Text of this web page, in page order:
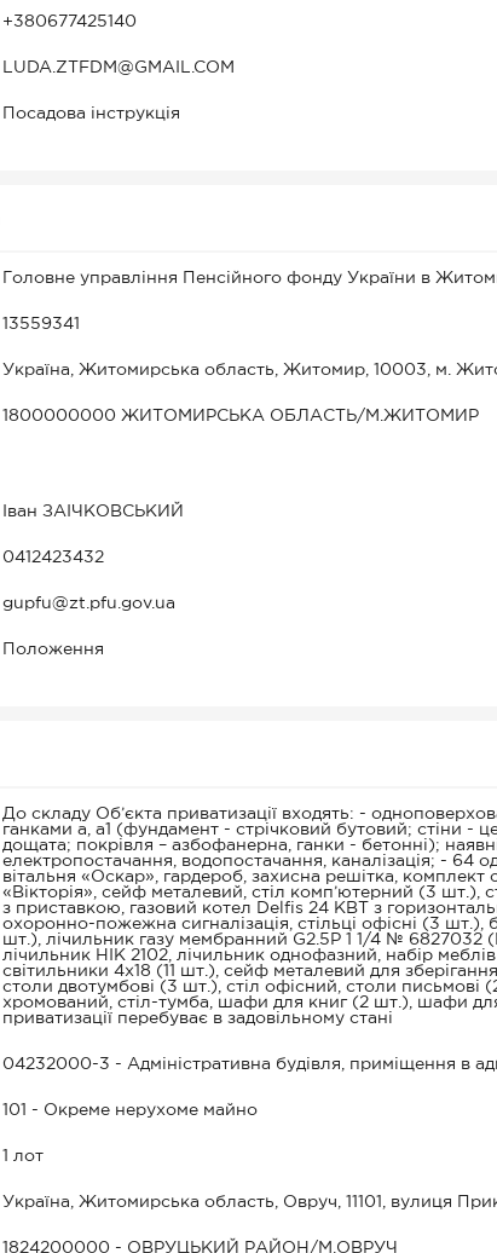
+380677425140
LUDA.ZTFDM@GMAIL.COM
Посадова інструкція
Головне управління Пенсійного фонду України в
13559341
Україна, Житомирська область, Житомир, 10003, м.
1800000000 ЖИТОМИРСЬКА ОБЛАСТЬ/М.ЖИТОМИР
Іван ЗАІЧКОВСЬКИЙ
0412423432
gupfu@zt.pfu.gov.ua
Положення
До складу Об’єкта приватизації входять: -
ганками а, а1 (фундамент - стрічковий бутовий; стіни -
дощата; покрівля – азбофанерна, ганки - бетонні);
електропостачання, водопостачання, каналізація; - 64
вітальня «Оскар», гардероб, захисна решітка,
«Вікторія», сейф металевий, стіл комп’ютерний (3 шт.),
з приставкою, газовий котел Delfis 24 КВТ з
охоронно-пожежна сигналізація, стільці офісні (3 шт.),
шт.), лічильник газу мембранний G2.5P 1 1/4 № 6827032
лічильник НІК 2102, лічильник однофазний, набір
світильники 4х18 (11 шт.), сейф металевий для зберігання
столи двотумбові (3 шт.), стіл офісний, столи письмові
хромований, стіл-тумба, шафи для книг (2 шт.), шафи
приватизації перебуває в задовільному стані
04232000-3 - Адміністративна будівля, приміщення в
101 - Окреме нерухоме майно
1 лот
Україна, Житомирська область, Овруч, 11101, вулиця
1824200000 - ОВРУЦЬКИЙ РАЙОН/М.ОВРУЧ